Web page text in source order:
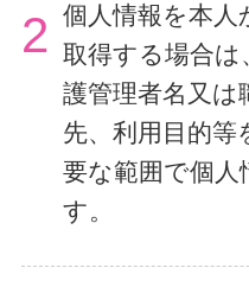
2 個人情報を本人
取得する場合は
護管理者名又は
先、利用目的
要な範囲で個人
す。